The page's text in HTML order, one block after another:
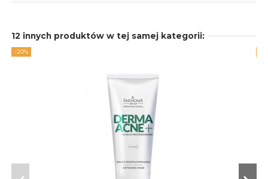
12 innych produktów w tej samej kategorii:
-20%